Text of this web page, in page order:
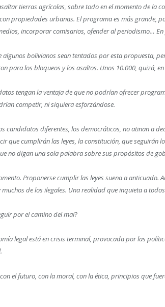
tierras agrícolas, sobre todo en el momento de la
propiedades urbanas. El programa es más grande,
incorporar comisarios, ofender al periodismo…
algunos bolivianos sean tentados por esta propuesta,
para los bloqueos y los asaltos. Unos 10.000, quizá,
tengan la ventaja de que no podrían ofrecer
competir, ni siquiera esforzándose.
candidatos diferentes, los democráticos, no atinan a
que cumplirán las leyes, la constitución, que seguirán
no digan una sola palabra sobre sus propósitos de
Proponerse cumplir las leyes suena a anticuado.
muchos de los ilegales. Una realidad que inquieta a
por el camino del mal?
legal está en crisis terminal, provocada por las
el futuro, con la moral, con la ética, principios que